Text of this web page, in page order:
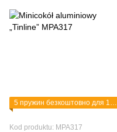
5 пружин безкоштовно для 1 планки
Kod produktu: MPA317